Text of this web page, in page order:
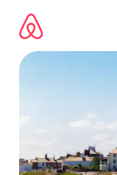
directement
contenu